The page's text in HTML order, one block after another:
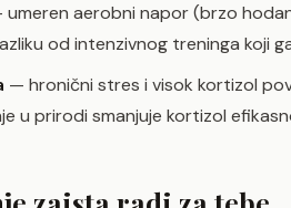
umeren aerobni napor (brzo
od intenzivnog treninga koji
— hronični stres i visok kortizol
u prirodi smanjuje kortizol